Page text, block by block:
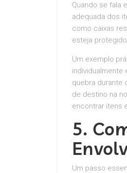
Quando se fala
adequada dos
como caixas
esteja
Um exemplo
individualmente
quebra durante
de destino na
encontrar itens
5.
Um passo